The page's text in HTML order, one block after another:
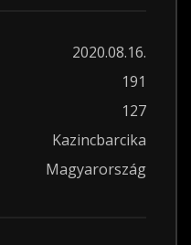
2020.08.16.
191
127
Kazincbarcika
Magyarország